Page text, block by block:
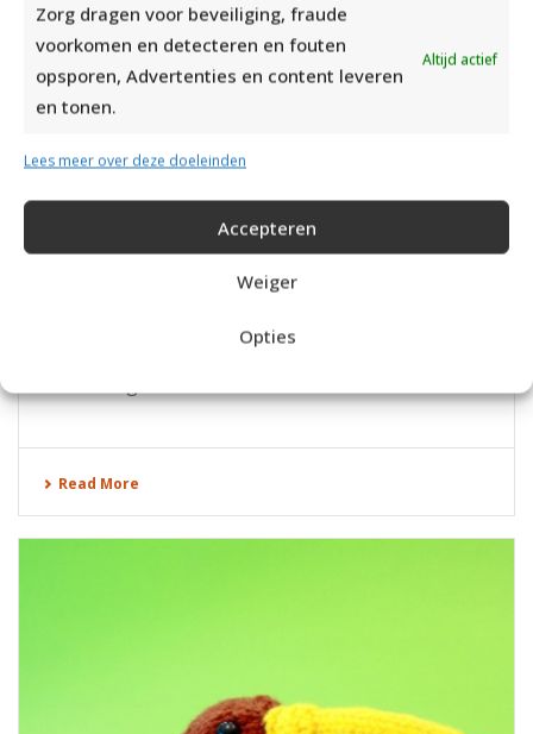
Zorg dragen voor beveiliging, fraude
voorkomen en detecteren en fouten
opsporen, Advertenties en content leveren
en tonen.
Altijd actief
Lees meer over deze doeleinden
Accepteren
Weiger
Opties
DEZE GEHAAKTE BROEKEN HEB JE NOG NOOIT
GEZIEN
Prachtige gehaakte broeken van LordvonSchmitt.
helemaal terug naar nu. Kijk snel verder voor alle
Read More